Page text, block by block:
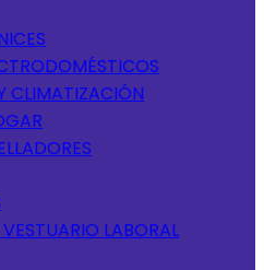
CLIMATIZACIÓN
LABORAL